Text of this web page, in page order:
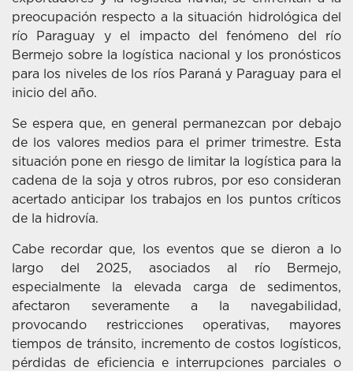
preocupación respecto a la situación hidrológica del
río Paraguay y el impacto del fenómeno del río
Bermejo sobre la logística nacional y los pronósticos
para los niveles de los ríos Paraná y Paraguay para el
inicio del año.
Se espera que, en general permanezcan por debajo
de los valores medios para el primer trimestre. Esta
situación pone en riesgo de limitar la logística para la
cadena de la soja y otros rubros, por eso consideran
acertado anticipar los trabajos en los puntos críticos
de la hidrovía.
Cabe recordar que, los eventos que se dieron a lo
largo del 2025, asociados al río Bermejo,
especialmente la elevada carga de sedimentos,
afectaron severamente a la navegabilidad,
provocando restricciones operativas, mayores
tiempos de tránsito, incremento de costos logísticos,
pérdidas de eficiencia e interrupciones parciales o